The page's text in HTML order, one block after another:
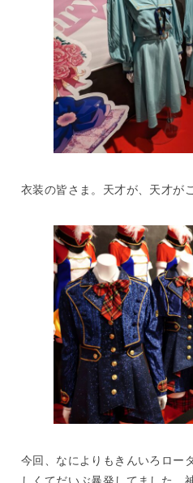
衣装の皆さま。天才が、天才が
今回、なによりもきんいろロー